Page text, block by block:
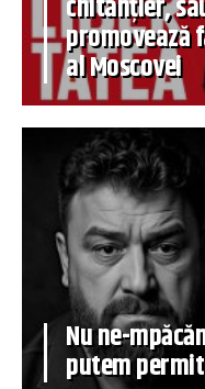
chitanțier,
promovează
al Moscovei
Nu ne-
putem